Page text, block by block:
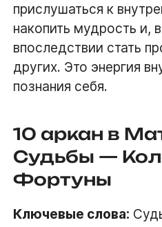
прислушаться к
накопить мудрость и,
впоследствии стать
других. Это энергия
познания себя.
10 аркан в
Судьбы —
Фортуны
Ключевые слова: